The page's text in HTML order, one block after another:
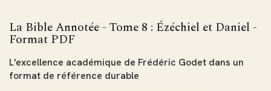
La Bible Annotée - Tome 8 : Ézéchiel et Daniel -
Format PDF
L'excellence académique de Frédéric Godet dans un
format de référence durable